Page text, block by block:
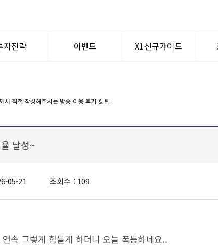
자전략 이벤트 X1신규가이드
달성~
05-21 조회수 : 109
속 그렇게 힘들게 하더니 오늘 폭등하네요..